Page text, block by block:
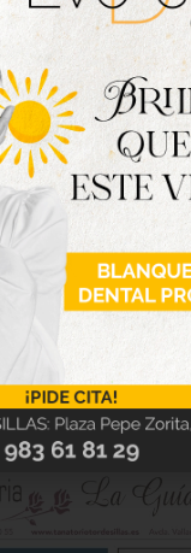
séptima
al día. Haz clic
online.